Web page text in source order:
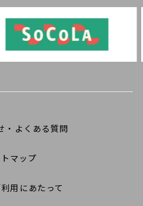
・よくある質問
マップ
用にあたって